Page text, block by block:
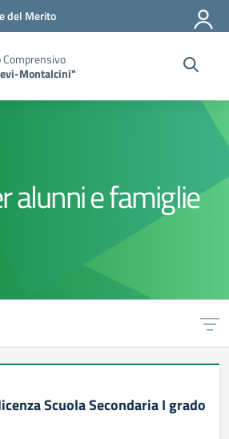
del Merito
Montalcini"
alunni e famiglie
Scuola Secondaria I grado